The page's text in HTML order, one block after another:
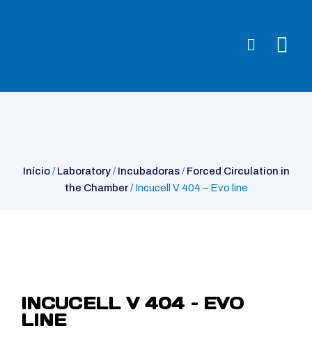
Início/Laboratory/Incubadoras/Forced Circulation in
the Chamber/ Incucell V 404 – Evo line
INCUCELL V 404 – EVO
LINE